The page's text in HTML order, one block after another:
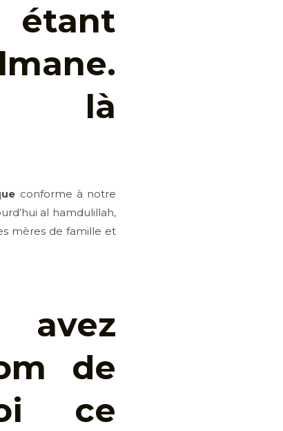
là
conforme à notre
al hamdulillah,
mères de famille et
de
ce